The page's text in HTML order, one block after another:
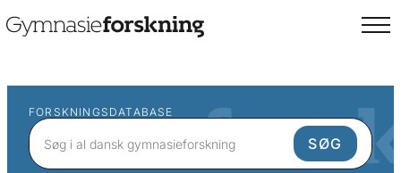
FORSKNINGSDATABASE